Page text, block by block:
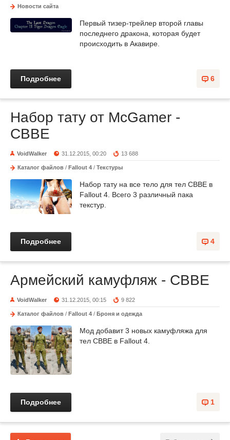
Новости сайта
Первый тизер-трейлер второй главы
последнего дракона, которая будет
происходить в Акавире.
6
Подробнее
Набор тату от McGamer -
CBBE
VoidWalker 31.12.2015, 00:20 13 688
Каталог файлов / Fallout 4 / Текстуры
Набор тату на все тело для тел CBBE в
Fallout 4. Всего 3 различный пака
текстур.
4
Подробнее
Армейский камуфляж - CBBE
VoidWalker 31.12.2015, 00:15 9 822
Каталог файлов / Fallout 4 / Броня и одежда
Мод добавит 3 новых камуфляжа для
тел CBBE в Fallout 4.
1
Подробнее